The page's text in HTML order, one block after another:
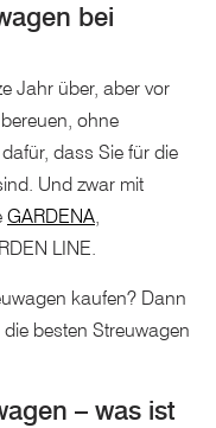
bei
Jahr über, aber vor
ohne
dass Sie für die
Und zwar mit
GARDENA,
LINE.
kaufen? Dann
besten Streuwagen
– was ist